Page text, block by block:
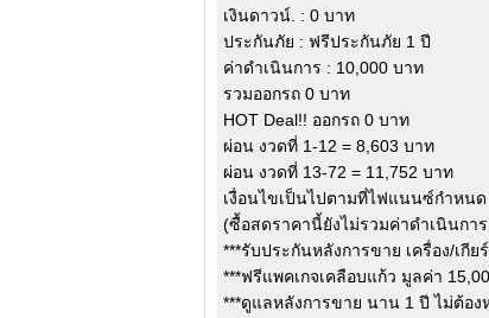
เงินดาวน์. : 0 บาท
ประกันภัย : ฟรีประกันภัย 1 ปี
ค่าดำเนินการ : 10,000 บาท
รวมออกรถ 0 บาท
HOT Deal!! ออกรถ 0 บาท
ผ่อน งวดที่ 1-12 = 8,603 บาท
ผ่อน งวดที่ 13-72 = 11,752 บาท
เงื่อนไขเป็นไปตามที่ไฟแนนซ์กำหนด
(ซื้อสดราคานี้ยังไม่รวมค่าดำเนินกา
***รับประกันหลังการขาย เครื่อง/เกีย
***ฟรีแพคเกจเคลือบแก้ว มูลค่า
***ดูแลหลังการขาย นาน 1 ปี ไม่ต้อง